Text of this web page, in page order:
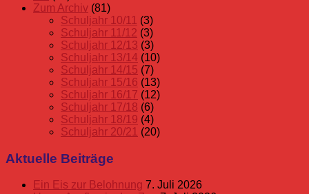
Zum Archiv (81)
Schuljahr 10/11 (3)
Schuljahr 11/12 (3)
Schuljahr 12/13 (3)
Schuljahr 13/14 (10)
Schuljahr 14/15 (7)
Schuljahr 15/16 (13)
Schuljahr 16/17 (12)
Schuljahr 17/18 (6)
Schuljahr 18/19 (4)
Schuljahr 20/21 (20)
Aktuelle Beiträge
Ein Eis zur Belohnung 7. Juli 2026